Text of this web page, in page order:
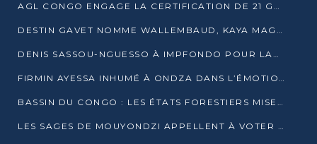
AGL CONGO ENGAGE LA CERTIFICATION DE 21 GRUTIERS AUX NORMES INTERNATIONALES
DESTIN GAVET NOMME WALLEMBAUD, KAYA MAGANE, BOUDZIKA ET MBOUSSA-ELLAH AUX COMMANDES DE SA CAMPAGNE
DENIS SASSOU-NGUESSO À IMPFONDO POUR LANCER LE CORRIDOR 13
FIRMIN AYESSA INHUMÉ À ONDZA DANS L’ÉMOTION ET LE RECUEILLEMENT
BASSIN DU CONGO : LES ÉTATS FORESTIERS MISENT SUR LES MARCHÉS CARBONE
LES SAGES DE MOUYONDZI APPELLENT À VOTER DENIS SASSOU-NGUESSO